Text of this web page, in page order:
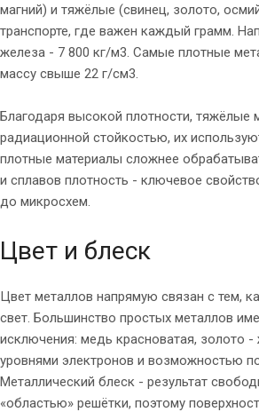
магний) и тяжёлые (свинец, золото,
транспорте, где важен каждый грамм.
железа - 7 800 кг/м3. Самые плотные
массу свыше 22 г/см3.
Благодаря высокой плотности, тяжёлые
радиационной стойкостью, их
плотные материалы сложнее
и сплавов плотность - ключевое
до микросхем.
Цвет и блеск
Цвет металлов напрямую связан с тем,
свет. Большинство простых металлов
исключения: медь красноватая, золото
уровнями электронов и возможностью
Металлический блеск - результат
«областью» решётки, поэтому